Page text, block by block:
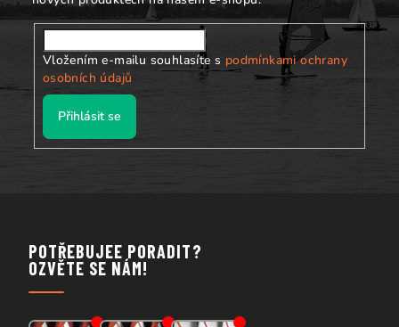
Vložením e-mailu souhlasíte s podmínkami ochrany
osobních údajů
Přihlásit se
POTŘEBUJEE PORADIT?
OZVĚTE SE NÁM!